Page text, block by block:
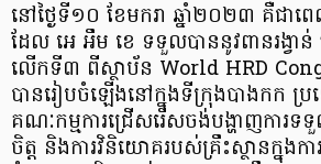
នៅថ្ងៃទី១០ ខែមករា ឆ្នាំ២០២៣ គឺជា
ដែល អេ អឹម​ ខេ​ ទទួលបាននូវពានរង្វាន់
លើកទី៣ ពីស្ថាប័ន World HRD
បានរៀបចំឡើងនៅក្នុងទីក្រុងបាងកក ប្
គណៈកម្មការជ្រើសរើសចង់បង្ហាញការទទួល
ចិត្ត និងការវិនិយោគរបស់គ្រឹះស្ថានក្នុងក